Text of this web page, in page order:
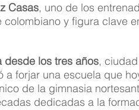
Casas, uno de los
y figura clave
desde los tres años,
forjar una escuela que
de la gimnasia
dedicadas a la